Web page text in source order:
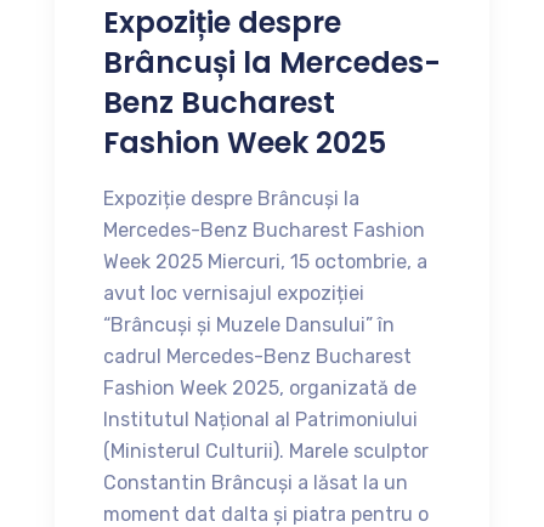
Expoziție despre
Brâncuși la Mercedes-
Benz Bucharest
Fashion Week 2025
Expoziție despre Brâncuși la
Mercedes-Benz Bucharest Fashion
Week 2025 Miercuri, 15 octombrie, a
avut loc vernisajul expoziției
“Brâncuși și Muzele Dansului” în
cadrul Mercedes-Benz Bucharest
Fashion Week 2025, organizată de
Institutul Național al Patrimoniului
(Ministerul Culturii). Marele sculptor
Constantin Brâncuși a lăsat la un
moment dat dalta și piatra pentru o